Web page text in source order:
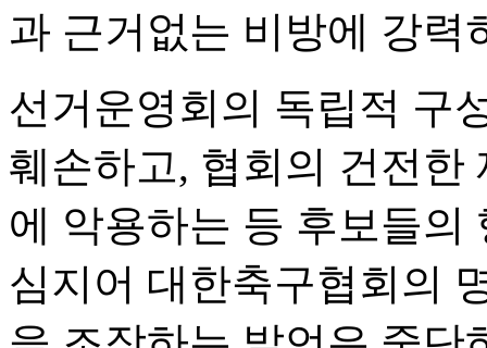
과 근거없는 비방에 강력
선거운영회의 독립적 구
훼손하고, 협회의 건전한
에 악용하는 등 후보들의
심지어 대한축구협회의